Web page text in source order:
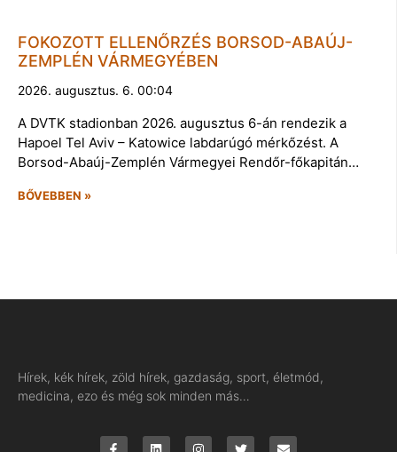
FOKOZOTT ELLENŐRZÉS BORSOD-ABAÚJ-
ZEMPLÉN VÁRMEGYÉBEN
2026. augusztus. 6. 00:04
A DVTK stadionban 2026. augusztus 6-án rendezik a
Hapoel Tel Aviv – Katowice labdarúgó mérkőzést. A
Borsod-Abaúj-Zemplén Vármegyei Rendőr-főkapitán…
BŐVEBBEN »
Hírek, kék hírek, zöld hírek, gazdaság, sport, életmód,
medicina, ezo és még sok minden más…